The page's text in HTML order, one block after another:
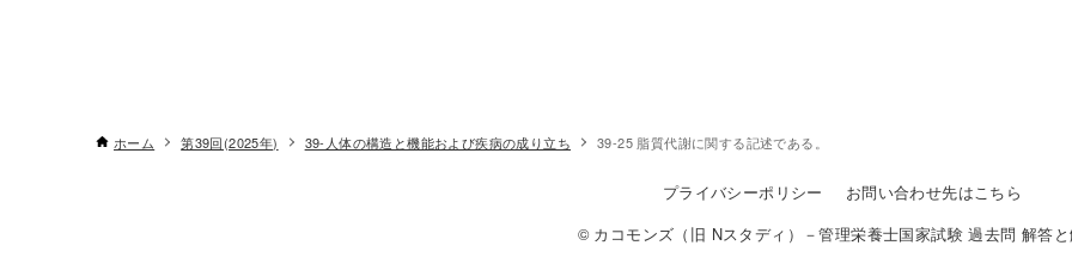
ホーム 第39回(2025年) 39-人体の構造と機能および疾病の成り立ち 39-25 脂質代謝に関する記述である。
プライバシーポリシー
お問い合わせ先はこちら
© カコモンズ（旧 Nスタディ）－管理栄養士国家試験 過去問 解答